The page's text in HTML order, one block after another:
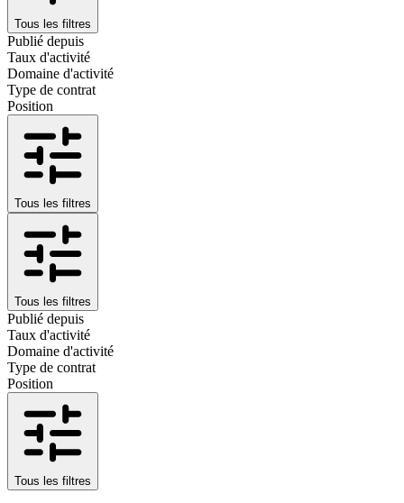
Tous les filtres
Publié depuis
Taux d'activité
Domaine d'activité
Type de contrat
Position
Tous les filtres
Tous les filtres
Publié depuis
Taux d'activité
Domaine d'activité
Type de contrat
Position
Tous les filtres